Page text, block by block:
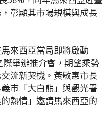
彰顯其市場規模與成長
來西亞當局即將啟動
際舉辦推介會，期望乘勢
流新契機。黃敏惠市長
市「大白熊」與觀光署
熱情」邀請馬來西亞的